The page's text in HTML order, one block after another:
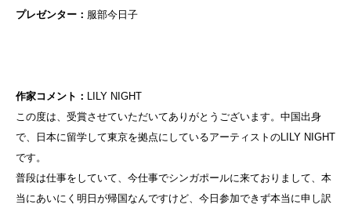
プレゼンター： 服部今日子
作家コメント： LILY NIGHT
この度は、受賞させていただいてありがとうございます。中国出身
で、日本に留学して東京を拠点にしているアーティストのLILY NIGHT
です。
普段は仕事をしていて、今仕事でシンガポールに来ておりまして、本
当にあいにく明日が帰国なんですけど、今日参加できず本当に申し訳